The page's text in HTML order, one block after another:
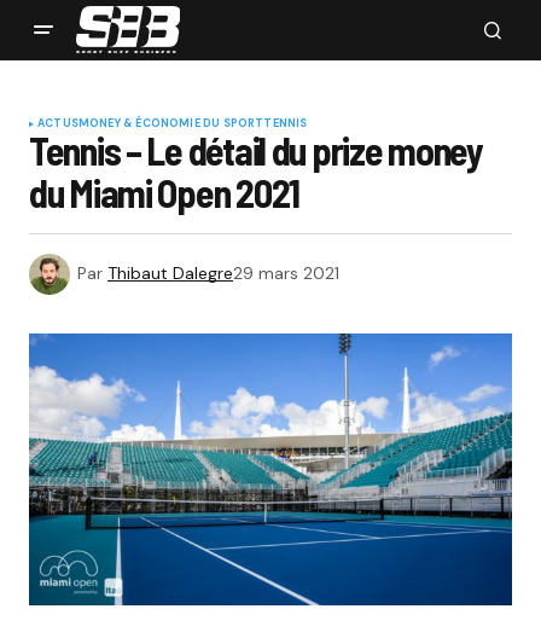
ACTUSMONEY & ÉCONOMIE DU SPORTTENNIS
Tennis – Le détail du prize money
du Miami Open 2021
Par Thibaut Dalegre29 mars 2021